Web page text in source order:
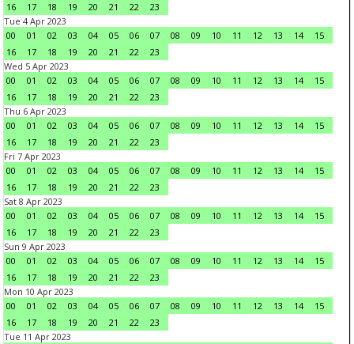
16
17 18 19 20 21 22
23
Tue 4 Apr 2023
00
01 02 03 04 05 06 07 08 09 10 11 12 13 14
15
16
17 18 19 20 21 22
23
Wed 5 Apr 2023
00
01 02 03 04 05 06 07 08 09 10 11 12 13 14
15
16
17 18 19 20 21 22
23
Thu 6 Apr 2023
00
01 02 03 04 05 06 07 08 09 10 11 12 13 14
15
16
17 18 19 20 21 22
23
Fri 7 Apr 2023
00
01 02 03 04 05 06 07 08 09 10 11 12 13 14
15
16
17 18 19 20 21 22
23
Sat 8 Apr 2023
00
01 02 03 04 05 06 07 08 09 10 11 12 13 14
15
16
17 18 19 20 21 22
23
Sun 9 Apr 2023
00
01 02 03 04 05 06 07 08 09 10 11 12 13 14
15
16
17 18 19 20 21 22
23
Mon 10 Apr 2023
00
01 02 03 04 05 06 07 08 09 10 11 12 13 14
15
16
17 18 19 20 21 22
23
Tue 11 Apr 2023